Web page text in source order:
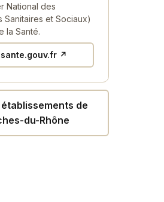
National des
Sanitaires et Sociaux)
la Santé.
↗
de
du-Rhône